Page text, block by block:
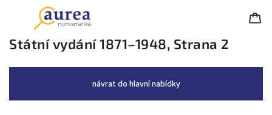
Státní vydání 1871–1948, Strana 2
návrat do hlavní nabídky